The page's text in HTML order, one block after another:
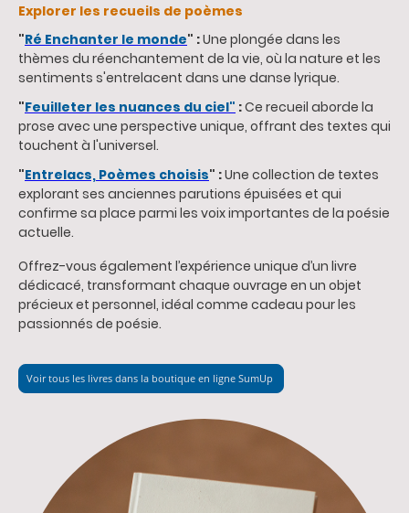
Explorer les recueils de poèmes
"Ré Enchanter le monde" :Une plongée dans les
thèmes du réenchantement de la vie, où la nature et les
sentiments s'entrelacent dans une danse lyrique.
"Feuilleter les nuances du ciel" :Ce recueil aborde la
prose avec une perspective unique, offrant des textes qui
touchent à l'universel.
"Entrelacs, Poèmes choisis" :Une collection de textes
explorant ses anciennes parutions épuisées et qui
confirme sa place parmi les voix importantes de la poésie
actuelle.
Offrez-vous également l’expérience unique d’un livre
dédicacé, transformant chaque ouvrage en un objet
précieux et personnel, idéal comme cadeau pour les
passionnés de poésie.
Voir tous les livres dans la boutique en ligne SumUp